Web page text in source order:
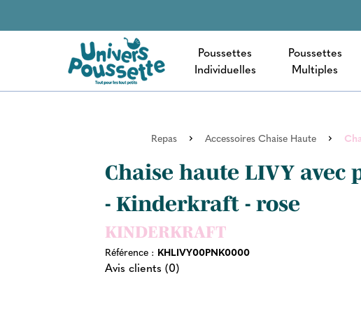
Poussettes
Individuelles
Poussettes
Multiples
Repas Accessoires Chaise Haute
Chaise haute LIVY avec
- Kinderkraft - rose
KINDERKRAFT
Référence : KHLIVY00PNK0000
Avis clients (0)